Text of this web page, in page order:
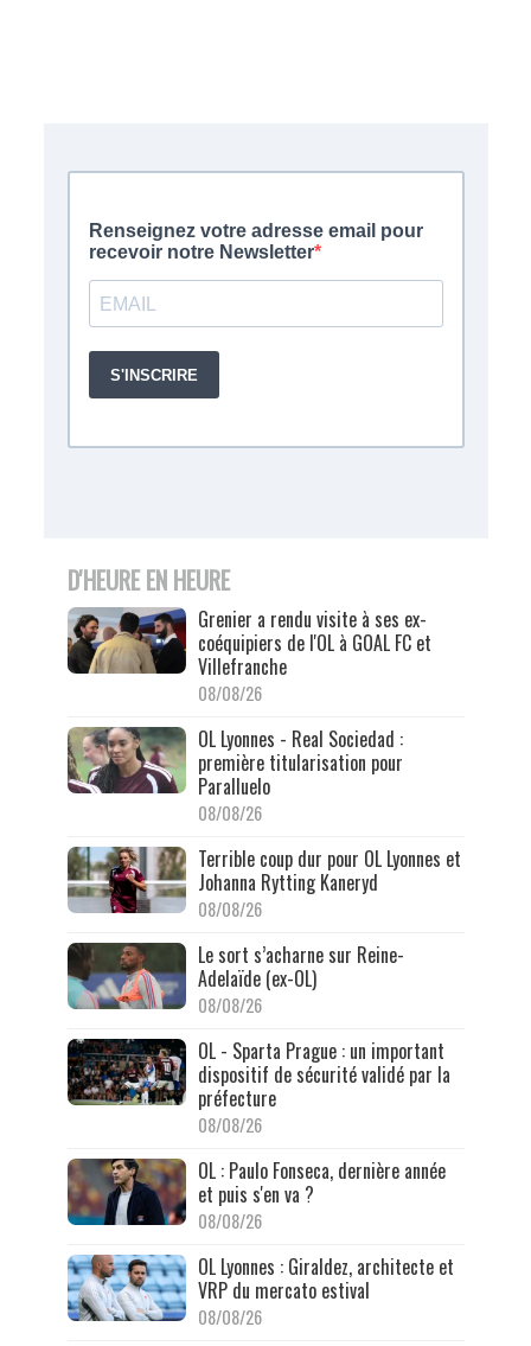
D'HEURE EN HEURE
Grenier a rendu visite à ses ex-
coéquipiers de l'OL à GOAL FC et
Villefranche
08/08/26
OL Lyonnes - Real Sociedad :
première titularisation pour
Paralluelo
08/08/26
Terrible coup dur pour OL Lyonnes et
Johanna Rytting Kaneryd
08/08/26
Le sort s’acharne sur Reine-
Adelaïde (ex-OL)
08/08/26
OL - Sparta Prague : un important
dispositif de sécurité validé par la
préfecture
08/08/26
OL : Paulo Fonseca, dernière année
et puis s'en va ?
08/08/26
OL Lyonnes : Giraldez, architecte et
VRP du mercato estival
08/08/26